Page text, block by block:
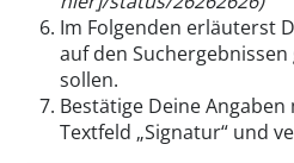
Im Folgenden erläuterst
auf den
sollen.
Bestätige Deine
Textfeld „Signatur“ und